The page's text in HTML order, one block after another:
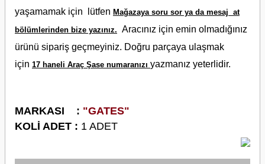
yaşamamak için lütfen Mağazaya soru sor ya da mesaj at
bölümlerinden bize yazınız. Aracınız için emin olmadığınız
ürünü sipariş geçmeyiniz. Doğru parçaya ulaşmak
için 17 haneli Araç Şase numaranızı yazmanız yeterlidir.
MARKASI : "GATES"
KOLİ ADET : 1 ADET